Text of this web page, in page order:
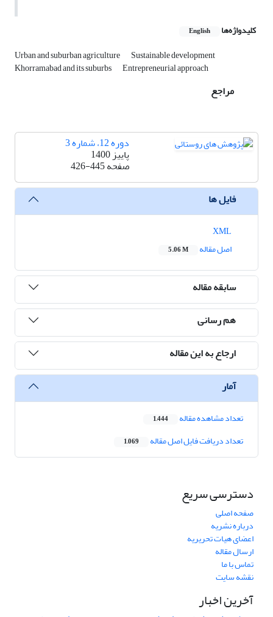
کلیدواژه‌ها English
Urban and suburban agriculture Sustainable development
Khorramabad and its suburbs Entrepreneurial approach
مراجع
دوره 12، شماره 3
پاییز 1400
صفحه426-445
فایل ها
اصل مقاله
5.06 M
سابقه مقاله
هم رسانی
ارجاع به این مقاله
آمار
تعداد مشاهده مقاله 1,444
تعداد دریافت فایل اصل مقاله 1,069
دسترسی سریع
صفحه اصلی
درباره نشریه
اعضای هیات تحریریه
ارسال مقاله
تماس با ما
نقشه سایت
آخرین اخبار